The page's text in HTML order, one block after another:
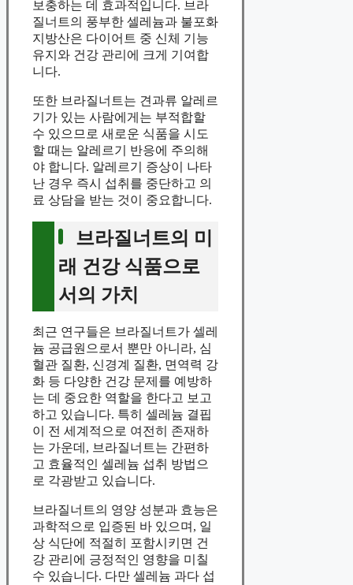
보충하는 데 효과적입니다. 브라
질너트의 풍부한 셀레늄과 불포화
지방산은 다이어트 중 신체 기능
유지와 건강 관리에 크게 기여합
니다.
또한 브라질너트는 견과류 알레르
기가 있는 사람에게는 부적합할
수 있으므로 새로운 식품을 시도
할 때는 알레르기 반응에 주의해
야 합니다. 알레르기 증상이 나타
난 경우 즉시 섭취를 중단하고 의
료 상담을 받는 것이 중요합니다.
브라질너트의 미
래 건강 식품으로
서의 가치
최근 연구들은 브라질너트가 셀레
늄 공급원으로서 뿐만 아니라, 심
혈관 질환, 신경계 질환, 면역력 강
화 등 다양한 건강 문제를 예방하
는 데 중요한 역할을 한다고 보고
하고 있습니다. 특히 셀레늄 결핍
이 전 세계적으로 여전히 존재하
는 가운데, 브라질너트는 간편하
고 효율적인 셀레늄 섭취 방법으
로 각광받고 있습니다.
브라질너트의 영양 성분과 효능은
과학적으로 입증된 바 있으며, 일
상 식단에 적절히 포함시키면 건
강 관리에 긍정적인 영향을 미칠
수 있습니다. 다만 셀레늄 과다 섭